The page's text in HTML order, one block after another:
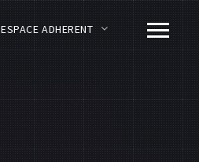
ESPACE ADHERENT